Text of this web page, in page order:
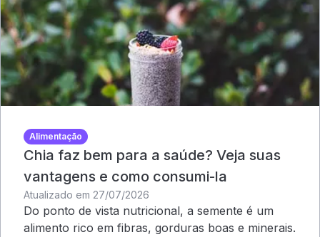
Alimentação
Chia faz bem para a saúde? Veja suas
vantagens e como consumi-la
Atualizado em 27/07/2026
Do ponto de vista nutricional, a semente é um
alimento rico em fibras, gorduras boas e minerais.